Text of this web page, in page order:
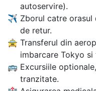
autoservire).
✈ Zborul catre orasul
de retur.
🚖 Transferul din
imbarcare Tokyo
🚌 Excursiile
tranzitate.